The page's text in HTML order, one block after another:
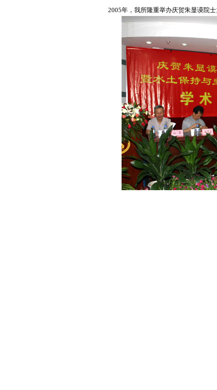
2005年，我所隆重举办庆贺朱显谟院